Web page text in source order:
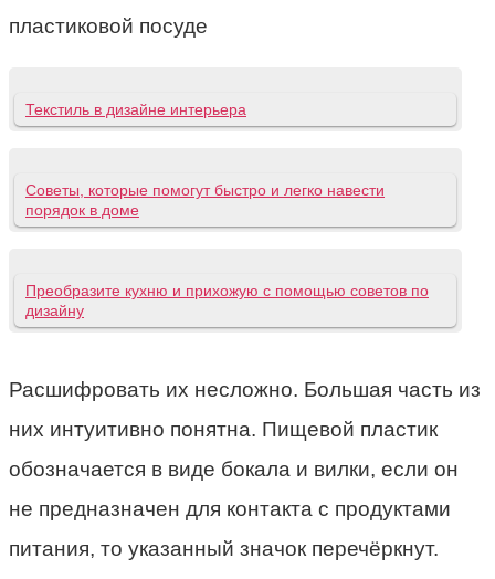
пластиковой посуде
Текстиль в дизайне интерьера
Советы, которые помогут быстро и легко навести
порядок в доме
Преобразите кухню и прихожую с помощью советов по
дизайну
Расшифровать их несложно. Большая часть из
них интуитивно понятна. Пищевой пластик
обозначается в виде бокала и вилки, если он
не предназначен для контакта с продуктами
питания, то указанный значок перечёркнут.